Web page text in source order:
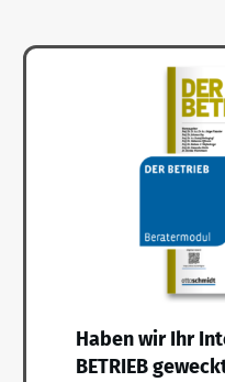
Haben wir Ihr
BETRIEB